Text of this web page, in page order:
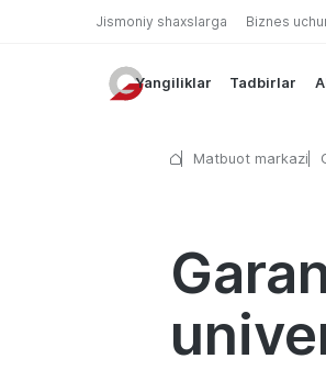
Jismoniy shaxslarga Biznes
Yangiliklar Tadbirlar
Matbuot markazi